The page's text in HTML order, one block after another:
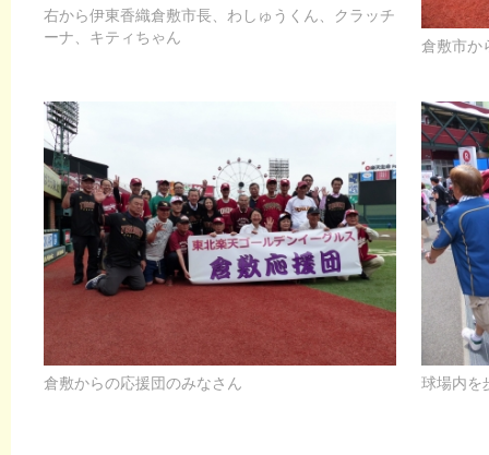
右から伊東香織倉敷市長、わしゅうくん、クラッチ
ーナ、キティちゃん
倉敷市か
倉敷からの応援団のみなさん 球場内を